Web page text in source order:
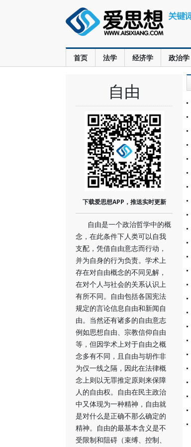
首页 法学 经济学 政治学
自由
下载爱思想APP，推送实时更新
自由是一个政治哲学中的概
念，在此条件下人类可以自我
支配，凭借自由意志而行动，
并为自身的行为负责。学术上
存在对自由概念的不同见解，
在对个人与社会的关系认识上
有所不同。自由包括各国宪法
规定的言论信息自由和新闻自
由。当然还有诸多的自由意志
例如思想自由、宗教信仰自由
等，但因学术上对于自由之概
念多有不同，且自由与胡作非
为仅一线之隔，因此在法律概
念上则以无罪推定原则来保障
人的自由权。自由在民主政治
中又体现为一种精神，自由就
是对什么是正确不那么确定的
精神。自由的最基本含义是不
受限制和阻碍（束缚、控制、